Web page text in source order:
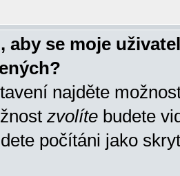
aby se moje
najděte
zvolíte budete
počítáni jako